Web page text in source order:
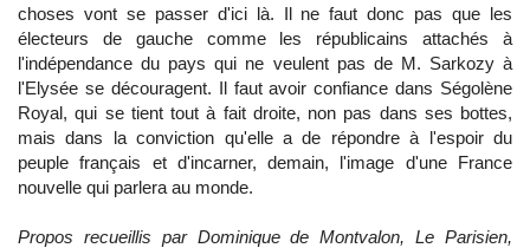
choses vont se passer d'ici là. Il ne faut donc pas que les
électeurs de gauche comme les républicains attachés à
l'indépendance du pays qui ne veulent pas de M. Sarkozy à
l'Elysée se découragent. Il faut avoir confiance dans Ségolène
Royal, qui se tient tout à fait droite, non pas dans ses bottes,
mais dans la conviction qu'elle a de répondre à l'espoir du
peuple français et d'incarner, demain, l'image d'une France
nouvelle qui parlera au monde.
Propos recueillis par Dominique de Montvalon, Le Parisien,